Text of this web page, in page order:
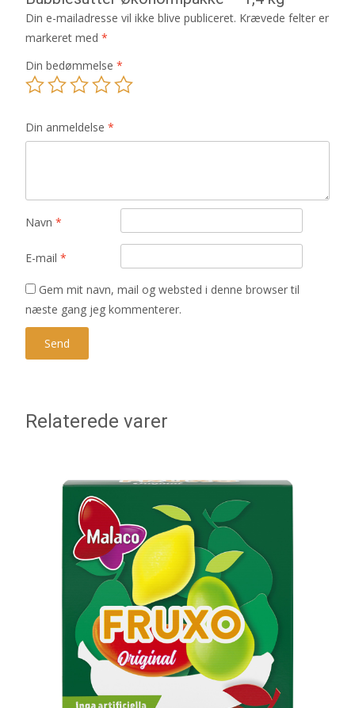
Din e-mailadresse vil ikke blive publiceret. Krævede felter er
markeret med *
Din bedømmelse *
Din anmeldelse *
Navn *
E-mail *
Gem mit navn, mail og websted i denne browser til
næste gang jeg kommenterer.
Relaterede varer